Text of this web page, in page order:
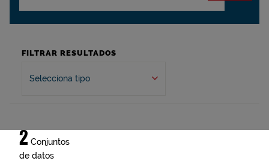
FILTRAR RESULTADOS
Selecciona tipo
2 Conjuntos
de datos